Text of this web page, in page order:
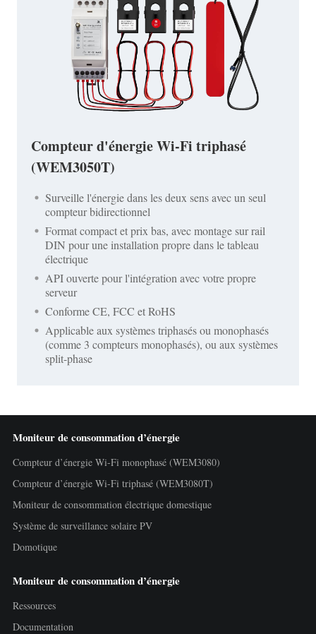
Compteur d'énergie Wi-Fi triphasé
(WEM3050T)
Surveille l'énergie dans les deux sens avec un seul
compteur bidirectionnel
Format compact et prix bas, avec montage sur rail
DIN pour une installation propre dans le tableau
électrique
API ouverte pour l'intégration avec votre propre
serveur
Conforme CE, FCC et RoHS
Applicable aux systèmes triphasés ou monophasés
(comme 3 compteurs monophasés), ou aux systèmes
split-phase
Moniteur de consommation d’énergie
Compteur d’énergie Wi-Fi monophasé (WEM3080)
Compteur d’énergie Wi-Fi triphasé (WEM3080T)
Moniteur de consommation électrique domestique
Système de surveillance solaire PV
Domotique
Moniteur de consommation d’énergie
Ressources
Documentation